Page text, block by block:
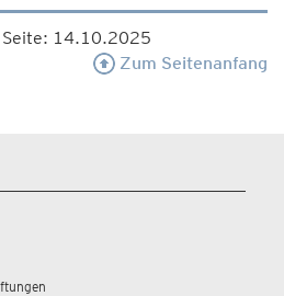
14.10.2025
Zum Seitenanfang